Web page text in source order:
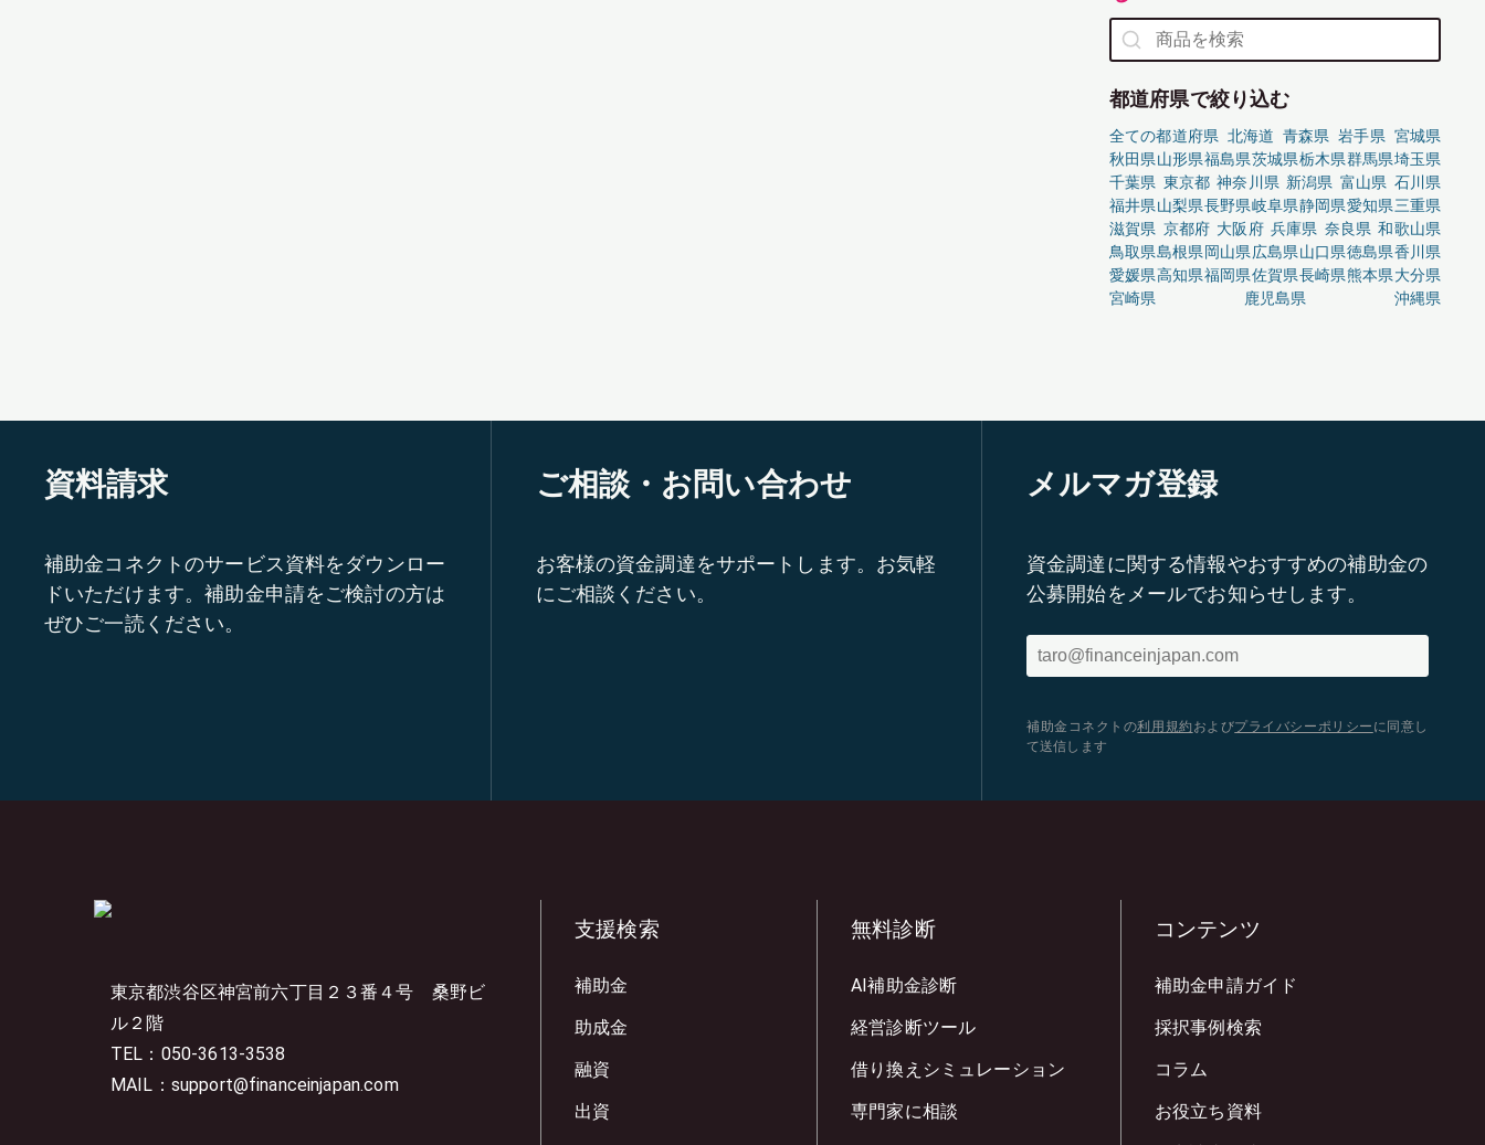
都道府県で絞り込む
全ての都道府県 北海道 青森県 岩手県 宮城県
秋田県山形県福島県茨城県栃木県群馬県埼玉県
千葉県 東京都 神奈川県 新潟県 富山県 石川県
福井県山梨県長野県岐阜県静岡県愛知県三重県
滋賀県 京都府 大阪府 兵庫県 奈良県 和歌山県
鳥取県島根県岡山県広島県山口県徳島県香川県
愛媛県高知県福岡県佐賀県長崎県熊本県大分県
宮崎県
鹿児島県 沖縄県
資料請求
補助金コネクトのサービス資料をダウンロー
ドいただけます。補助金申請をご検討の方は
ぜひご一読ください。
ご相談・お問い合わせ
お客様の資金調達をサポートします。お気軽
にご相談ください。
メルマガ登録
資金調達に関する情報やおすすめの補助金の
公募開始をメールでお知らせします。
補助金コネクトの利用規約 およびプライバシーポリシー に同意し
て送信します
東京都渋谷区神宮前六丁目２３番４号 桑野ビ
ル２階
TEL：050-3613-3538
MAIL：support@financeinjapan.com
支援検索
補助金
助成金
融資
出資
無料診断
AI補助金診断
経営診断ツール
借り換えシミュレーション
専門家に相談
コンテンツ
補助金申請ガイド
採択事例検索
コラム
お役立ち資料